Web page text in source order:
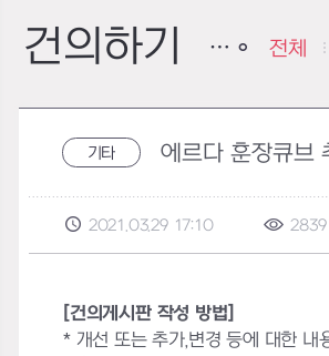
건의하기 전체
기타 에르다 훈장큐브
2021.03.29 17:10 2839
[건의게시판 작성 방법]
* 개선 또는 추가,변경 등에 대한 내